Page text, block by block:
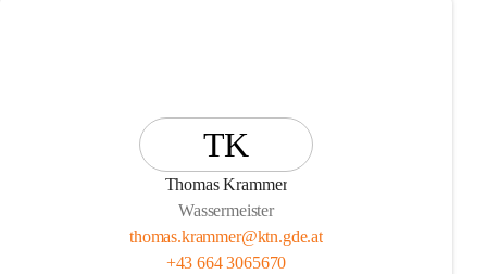
TK
Thomas Krammer
Wassermeister
thomas.krammer@ktn.gde.at
+43 664 3065670